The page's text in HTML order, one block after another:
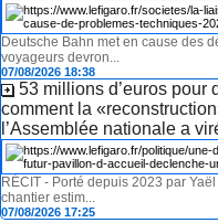
Deutsche Bahn met en cause des
voyageurs devron...
07/08/2026 18:38
53 millions d’euros pour
comment la
l’Assemblée nationale a
RÉCIT - Porté depuis 2023 par
chantier estim...
07/08/2026 17:25